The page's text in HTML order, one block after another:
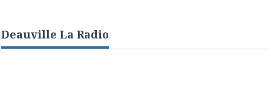
Deauville La Radio